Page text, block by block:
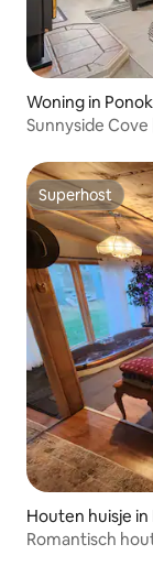
Woning in
Sunnyside
Superhost
Superhost
Houten huisje
Romantisch